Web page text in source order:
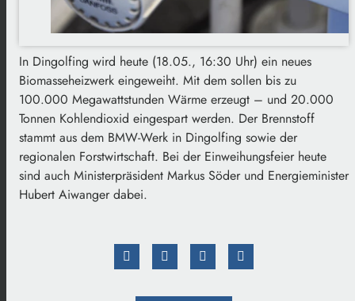
In Dingolfing wird heute (18.05., 16:30 Uhr) ein neues
Biomasseheizwerk eingeweiht. Mit dem sollen bis zu
100.000 Megawattstunden Wärme erzeugt – und 20.000
Tonnen Kohlendioxid eingespart werden. Der Brennstoff
stammt aus dem BMW-Werk in Dingolfing sowie der
regionalen Forstwirtschaft. Bei der Einweihungsfeier heute
sind auch Ministerpräsident Markus Söder und Energieminister
Hubert Aiwanger dabei.